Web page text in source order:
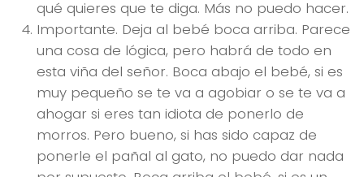
qué quieres que te diga. Más no puedo hacer.
Importante. Deja al bebé boca arriba. Parece
una cosa de lógica, pero habrá de todo en
esta viña del señor. Boca abajo el bebé, si es
muy pequeño se te va a agobiar o se te va a
ahogar si eres tan idiota de ponerlo de
morros. Pero bueno, si has sido capaz de
ponerle el pañal al gato, no puedo dar nada